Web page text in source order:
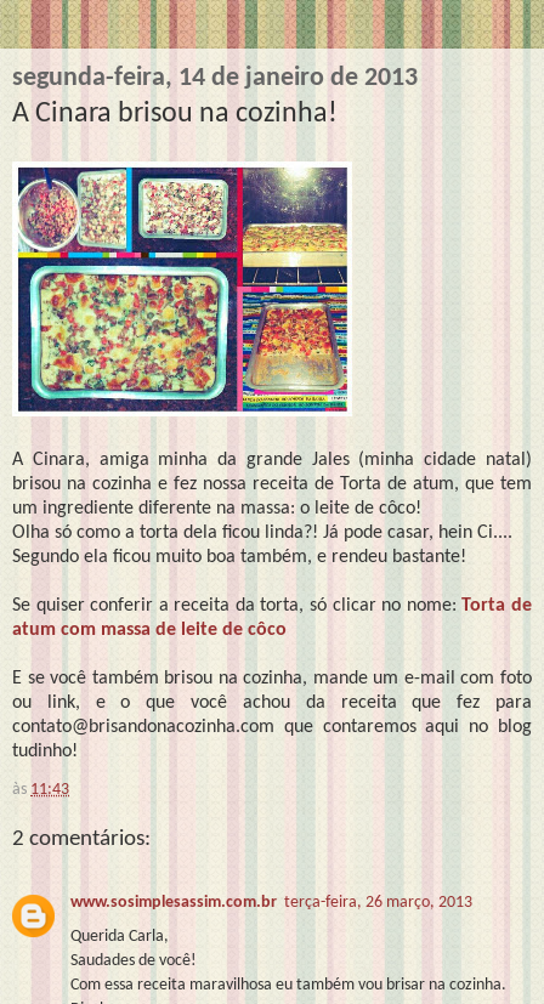
segunda-feira, 14 de janeiro de 2013
A Cinara brisou na cozinha!
A Cinara, amiga minha da grande Jales (minha cidade natal)
brisou na cozinha e fez nossa receita de Torta de atum, que tem
um ingrediente diferente na massa: o leite de côco!
Olha só como a torta dela ficou linda?! Já pode casar, hein Ci....
Segundo ela ficou muito boa também, e rendeu bastante!
Se quiser conferir a receita da torta, só clicar no nome:Torta de
atum com massa de leite de côco
E se você também brisou na cozinha, mande um e-mail com foto
ou link, e o que você achou da receita que fez para
contato@brisandonacozinha.com que contaremos aqui no blog
tudinho!
às 11:43
2 comentários:
www.sosimplesassim.com.br terça-feira, 26 março, 2013
Querida Carla,
Saudades de você!
Com essa receita maravilhosa eu também vou brisar na cozinha.